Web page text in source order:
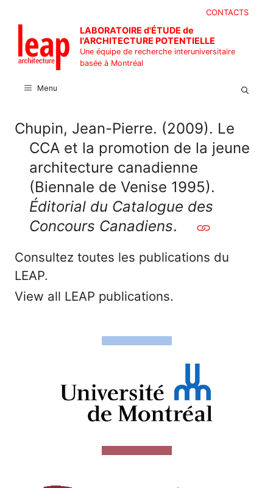
contenu
CONTACTS
LABORATOIRE d'ÉTUDE de
l'ARCHITECTURE POTENTIELLE
Une équipe de recherche interuniversitaire
basée à Montréal
Menu
Chupin, Jean-Pierre. (2009). Le
CCA et la promotion de la jeune
architecture canadienne
(Biennale de Venise 1995).
Éditorial du Catalogue des
Concours Canadiens.
Consultez toutes les publications du
LEAP.
View all LEAP publications.